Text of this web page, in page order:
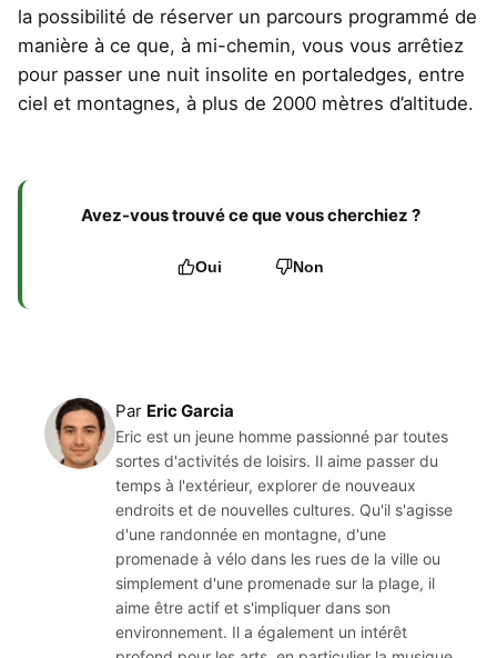
la possibilité de réserver un parcours programmé de
manière à ce que, à mi-chemin, vous vous arrêtiez
pour passer une nuit insolite en portaledges, entre
ciel et montagnes, à plus de 2000 mètres d’altitude.
Avez-vous trouvé ce que vous cherchiez ?
Oui Non
Par Eric Garcia
Eric est un jeune homme passionné par toutes
sortes d'activités de loisirs. Il aime passer du
temps à l'extérieur, explorer de nouveaux
endroits et de nouvelles cultures. Qu'il s'agisse
d'une randonnée en montagne, d'une
promenade à vélo dans les rues de la ville ou
simplement d'une promenade sur la plage, il
aime être actif et s'impliquer dans son
environnement. Il a également un intérêt